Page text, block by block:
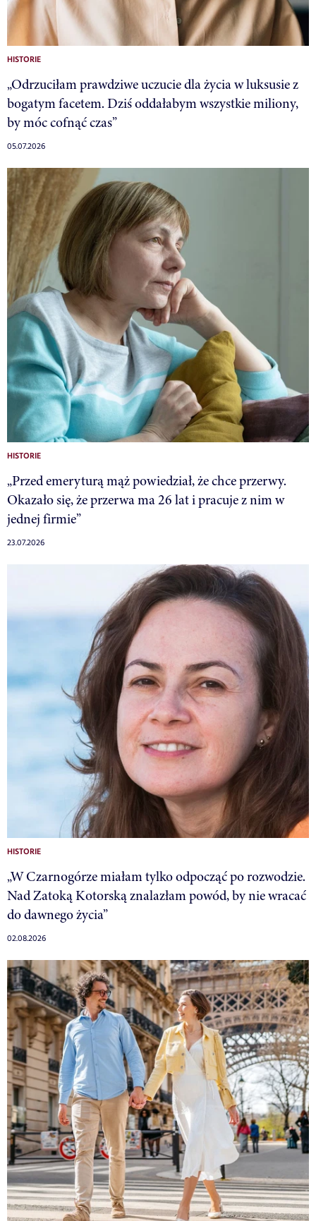
HISTORIE
„Odrzuciłam prawdziwe uczucie dla życia w luksusie z
bogatym facetem. Dziś oddałabym wszystkie miliony,
by móc cofnąć czas”
05.07.2026
HISTORIE
„Przed emeryturą mąż powiedział, że chce przerwy.
Okazało się, że przerwa ma 26 lat i pracuje z nim w
jednej firmie”
23.07.2026
HISTORIE
„W Czarnogórze miałam tylko odpocząć po rozwodzie.
Nad Zatoką Kotorską znalazłam powód, by nie wracać
do dawnego życia”
02.08.2026